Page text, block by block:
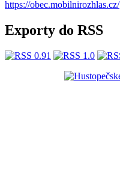
https://obec.mobilnirozhlas.cz/
Exporty do RSS